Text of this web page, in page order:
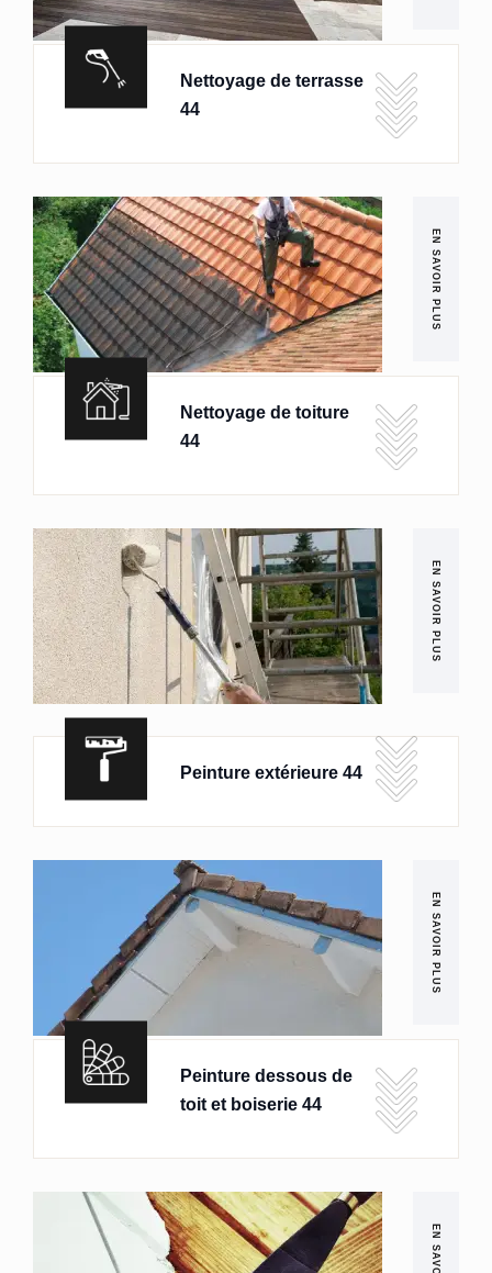
Nettoyage de terrasse
44
EN SAVOIR PLUS
Nettoyage de toiture
44
EN SAVOIR PLUS
Peinture extérieure 44
EN SAVOIR PLUS
Peinture dessous de
toit et boiserie 44